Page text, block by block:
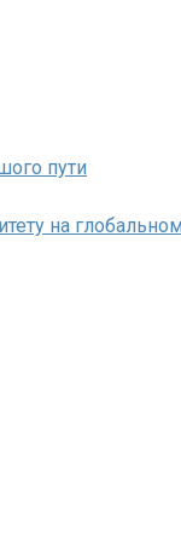
пути
на